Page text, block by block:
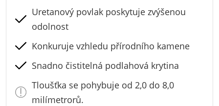
Uretanový povlak poskytuje zvýšenou
odolnost
Konkuruje vzhledu přírodního kamene
Snadno čistitelná podlahová krytina
Tloušťka se pohybuje od 2,0 do 8,0
milímetrorů.